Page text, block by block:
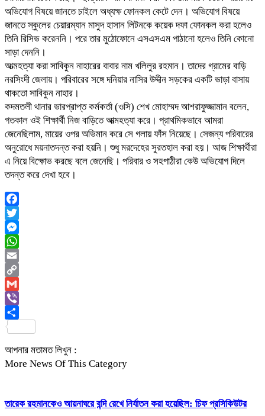
অভিযোগ বিষয়ে জানতে চাইলে অধ্যক্ষ ফোনকল কেটে দেন। অভিযোগ বিষয়ে
জানতে স্কুলের চেয়ারম্যান মাসুদ হাসান লিটনকে কয়েক দফা ফোনকল করা হলেও
তিনি রিসিভ করেননি। পরে তার মুঠোফোনে এসএসএম পাঠানো হলেও তিনি কোনো
সাড়া দেননি।
আত্মহত্যা করা সাবিকুন নাহারের বাবার নাম খলিলুর রহমান। তাদের গ্রামের বাড়ি
নরসিংদী জেলায়। পরিবারের সঙ্গে দনিয়ার নাসির উদ্দীন সড়কের একটি ভাড়া বাসায়
থাকতো সাবিকুন নাহার।
কদমতলী থানার ভারপ্রাপ্ত কর্মকর্তা (ওসি) শেখ মোহাম্মদ আশরাফুজ্জামান বলেন,
গতকাল ওই শিক্ষার্থী নিজ বাড়িতে আত্মহত্যা করে। প্রাথমিকভাবে আমরা
জেনেছিলাম, মায়ের ওপর অভিমান করে সে গলায় ফাঁস নিয়েছে। সেজন্য পরিবারের
অনুরোধে ময়নাতদন্ত করা হয়নি। শুধু মরদেহের সুরতহাল করা হয়। আজ শিক্ষার্থীরা
এ নিয়ে বিক্ষোভ করছে বলে জেনেছি। পরিবার ও সহপাঠীরা কেউ অভিযোগ দিলে
তদন্ত করে দেখা হবে।
Facebook
Twitter
Messenger
WhatsApp
Email
Copy
Link
Gmail
Viber
আপনার মতামত লিখুন :
More News Of This Category
তারেক রহমানকেও আয়নাঘরে বন্দি রেখে নির্যাতন করা হয়েছিল: চিফ প্রসিকিউটর